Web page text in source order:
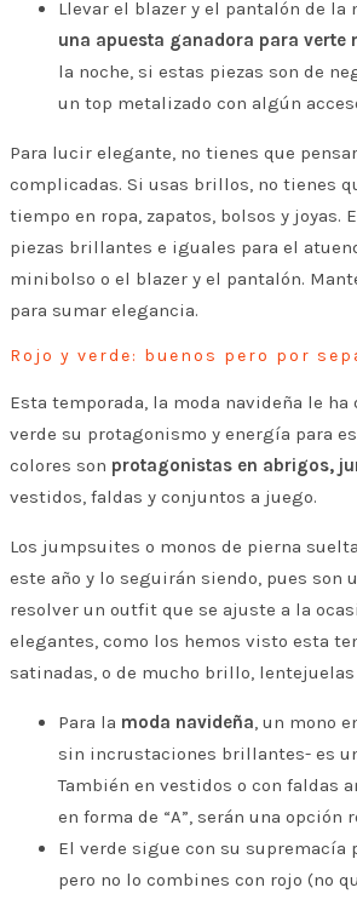
Llevar el blazer y el pantalón de la
una apuesta ganadora para verte
la noche, si estas piezas son de
un top metalizado con algún
Para lucir elegante, no tienes que
complicadas. Si usas brillos, no tienes
tiempo en ropa, zapatos, bolsos y joyas.
piezas brillantes e iguales para el
minibolso o el blazer y el pantalón.
para sumar elegancia.
Rojo y verde: buenos pero por
Esta temporada, la moda navideña le ha
verde su protagonismo y energía para
colores son protagonistas en abrigos,
vestidos, faldas y conjuntos a juego.
Los jumpsuites o monos de pierna
este año y lo seguirán siendo, pues son
resolver un outfit que se ajuste a la
elegantes, como los hemos visto esta
satinadas, o de mucho brillo,
Para la moda navideña, un mono
sin incrustaciones brillantes- es
También en vestidos o con faldas
en forma de “A”, serán una opción
El verde sigue con su supremacía
pero no lo combines con rojo (no